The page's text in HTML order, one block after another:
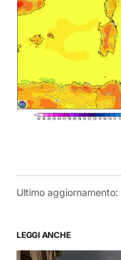
Ultimo aggiornamento:
LEGGI ANCHE